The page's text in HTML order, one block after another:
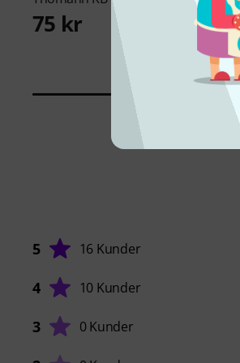
75 kr
5 16 Kunder
4 10 Kunder
3 0 Kunder